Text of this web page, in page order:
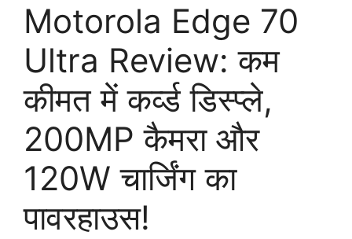
Motorola Edge 70
Ultra Review: कम
कीमत में कर्व्ड डिस्प्ले,
200MP कैमरा और
120W चार्जिंग का
पावरहाउस!